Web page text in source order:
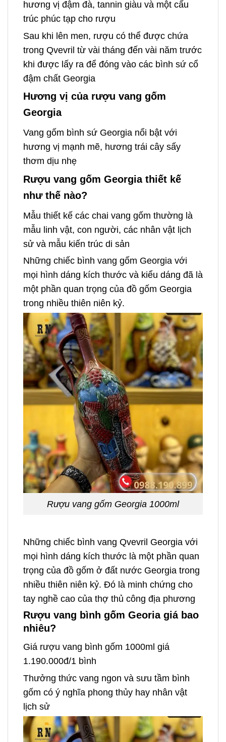
hương vị đậm đà, tannin giàu và một cấu
trúc phúc tạp cho rượu
Sau khi lên men, rượu có thể được chứa
trong Qvevril từ vài tháng đến vài năm trước
khi được lấy ra để đóng vào các bình sứ cổ
đậm chất Georgia
Hương vị của rượu vang gốm
Georgia
Vang gốm bình sứ Georgia nổi bật với
hương vị mạnh mẽ, hương trái cây sấy
thơm dịu nhẹ
Rượu vang gốm Georgia thiết kế
như thế nào?
Mẫu thiết kế các chai vang gốm thường là
mẫu linh vật, con người, các nhân vật lịch
sử và mẫu kiến trúc di sản
Những chiếc bình vang gốm Georgia với
mọi hình dáng kích thước và kiểu dáng đã là
một phần quan trọng của đồ gốm Georgia
trong nhiều thiên niên kỷ.
Rượu vang gốm Georgia 1000ml
Những chiếc bình vang Qvevril Georgia với
mọi hình dáng kích thước là một phần quan
trọng của đồ gốm ở đất nước Georgia trong
nhiều thiên niên kỷ. Đó là minh chứng cho
tay nghề cao của thợ thủ công địa phương
Rượu vang bình gốm Georia giá bao
nhiêu?
Giá rượu vang bình gốm 1000ml giá
1.190.000đ/1 bình
Thưởng thức vang ngon và sưu tầm bình
gốm có ý nghĩa phong thủy hay nhân vật
lịch sử